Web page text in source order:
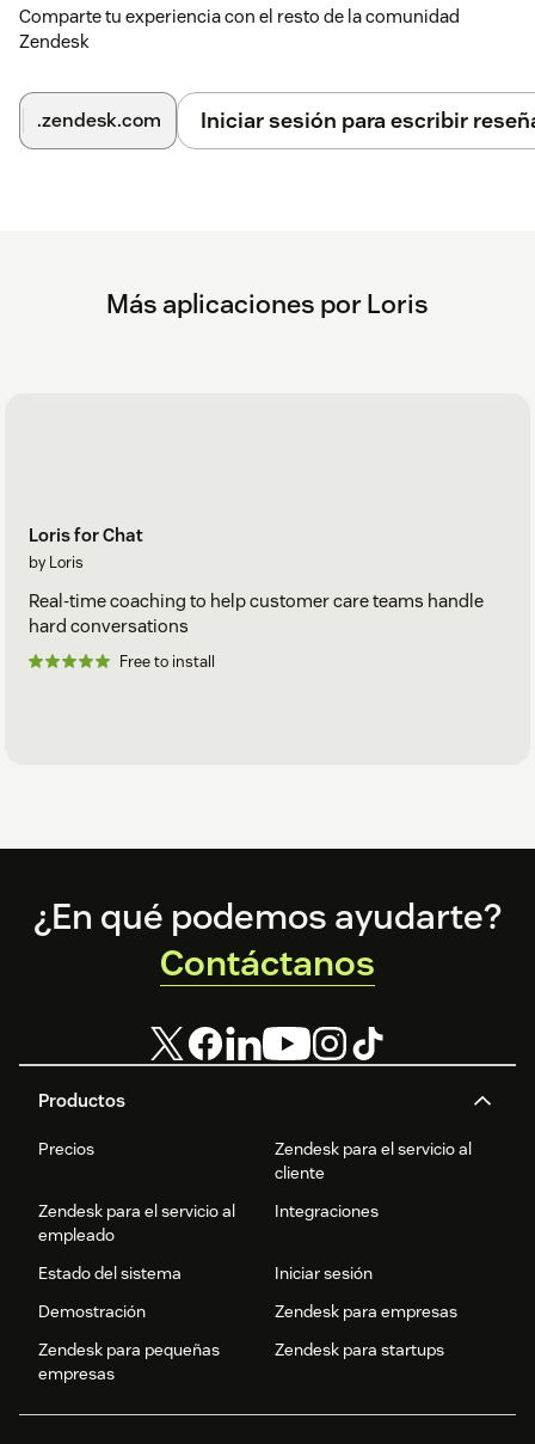
Comparte tu experiencia con el resto de la comunidad
Zendesk
.zendesk.com Iniciar sesión para escribir
Más aplicaciones por Loris
Loris for Chat
by Loris
Real-time coaching to help customer care teams handle
hard conversations
Free to install
Footer
Productos
Precios
Zendesk para el servicio al
cliente
Zendesk para el servicio al
empleado
Integraciones
Estado del sistema
Iniciar sesión
Demostración
Zendesk para empresas
Zendesk para pequeñas
empresas
Zendesk para startups
¿En qué podemos ayudarte?
Contáctanos